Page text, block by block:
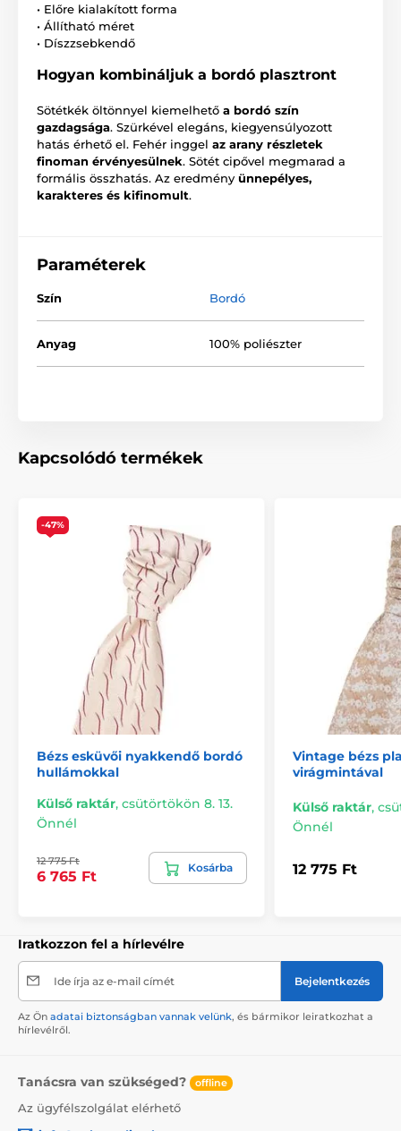
• Előre kialakított forma
• Állítható méret
• Díszzsebkendő
Hogyan kombináljuk a bordó plasztront
Sötétkék öltönnyel kiemelhető a bordó szín
gazdagsága. Szürkével elegáns, kiegyensúlyozott
hatás érhető el. Fehér inggel az arany részletek
finoman érvényesülnek. Sötét cipővel megmarad a
formális összhatás. Az eredmény ünnepélyes,
karakteres és kifinomult.
Paraméterek
Szín Bordó
Anyag 100% poliészter
Kapcsolódó termékek
-47%
Bézs esküvői nyakkendő bordó
hullámokkal
Külső raktár, csütörtökön 8. 13.
Önnél
12 775 Ft
6 765 Ft
Kosárba
Vintage bézs
virágmintával
Külső raktár,
Önnél
12 775 Ft
Iratkozzon fel a hírlevélre
Ide írja az e-mail címét Bejelentkezés
Az Ön adatai biztonságban vannak velünk, és bármikor leiratkozhat a
hírlevélről.
Tanácsra van szükséged? offline
Az ügyfélszolgálat elérhető